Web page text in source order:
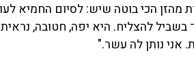
מהזן הכי בוטה שיש: לסיום החמיא
להצליח. היא יפה, חטובה,
אני נותן לה עשר."